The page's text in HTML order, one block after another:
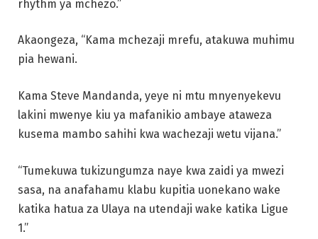
rhythm ya mchezo.”
Akaongeza, “Kama mchezaji mrefu, atakuwa muhimu
pia hewani.
Kama Steve Mandanda, yeye ni mtu mnyenyekevu
lakini mwenye kiu ya mafanikio ambaye ataweza
kusema mambo sahihi kwa wachezaji wetu vijana.”
“Tumekuwa tukizungumza naye kwa zaidi ya mwezi
sasa, na anafahamu klabu kupitia uonekano wake
katika hatua za Ulaya na utendaji wake katika Ligue
1.”